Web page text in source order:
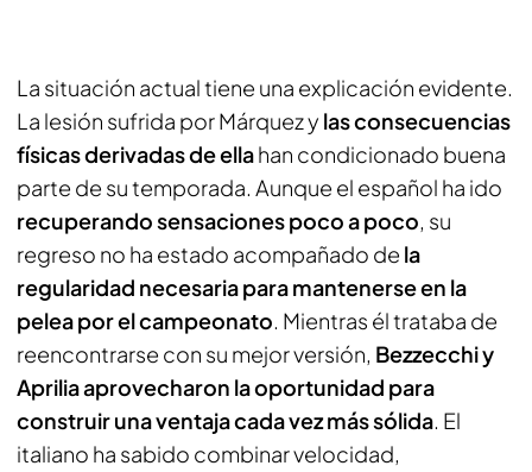
La situación actual tiene una explicación evidente.
La lesión sufrida por Márquez y las consecuencias
físicas derivadas de ellahan condicionado buena
parte de su temporada. Aunque el español ha ido
recuperando sensaciones poco a poco, su
regreso no ha estado acompañado de la
regularidad necesaria para mantenerse en la
pelea por el campeonato. Mientras él trataba de
reencontrarse con su mejor versión, Bezzecchi y
Aprilia aprovecharon la oportunidad para
construir una ventaja cada vez más sólida. El
italiano ha sabido combinar velocidad,